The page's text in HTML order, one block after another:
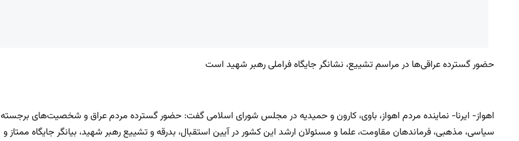
حضور گسترده عراقی‌ها در مراسم تشییع، نشانگر جایگاه فراملی رهبر شهید است
اهواز- ایرنا- نماینده مردم اهواز، باوی، کارون و حمیدیه در مجلس شورای اسلامی گفت: حضور گسترده مردم عراق و شخصیت‌های برجسته
سیاسی، مذهبی، فرماندهان مقاومت، علما و مسئولان ارشد این کشور در آیین استقبال، بدرقه و تشییع رهبر شهید، بیانگر جایگاه ممتاز و